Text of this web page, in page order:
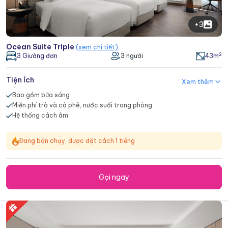
nghị và tiệc cưới sang trọng.
Trải nghiệm nghỉ dưỡng riêng tư, phù hợp cho khách VIP,
cặp đôi và doanh nghiệp.
+3
Ocean Suite Triple (xem chi tiết)
3 Giường đơn
3 người 43m2
Tiện ích
Xem thêm
Bao gồm bữa sáng
Miễn phí trà và cà phê, nước suối trong phòng
Hệ thống cách âm
Đang bán chạy, được đặt cách 1 tiếng
Gọi ngay